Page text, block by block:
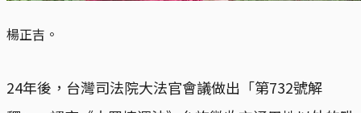
楊正吉。
24年後，台灣司法院大法官會議做出「第732號解